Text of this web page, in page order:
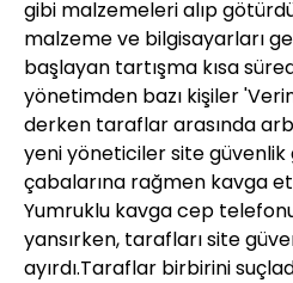
gibi malzemeleri alıp
malzeme ve bilgisayarları
başlayan tartışma kısa
yönetimden bazı kişiler
derken taraflar arasında
yeni yöneticiler site güvenlik
çabalarına rağmen kavga
Yumruklu kavga cep
yansırken, tarafları site
ayırdı.Taraflar birbirini